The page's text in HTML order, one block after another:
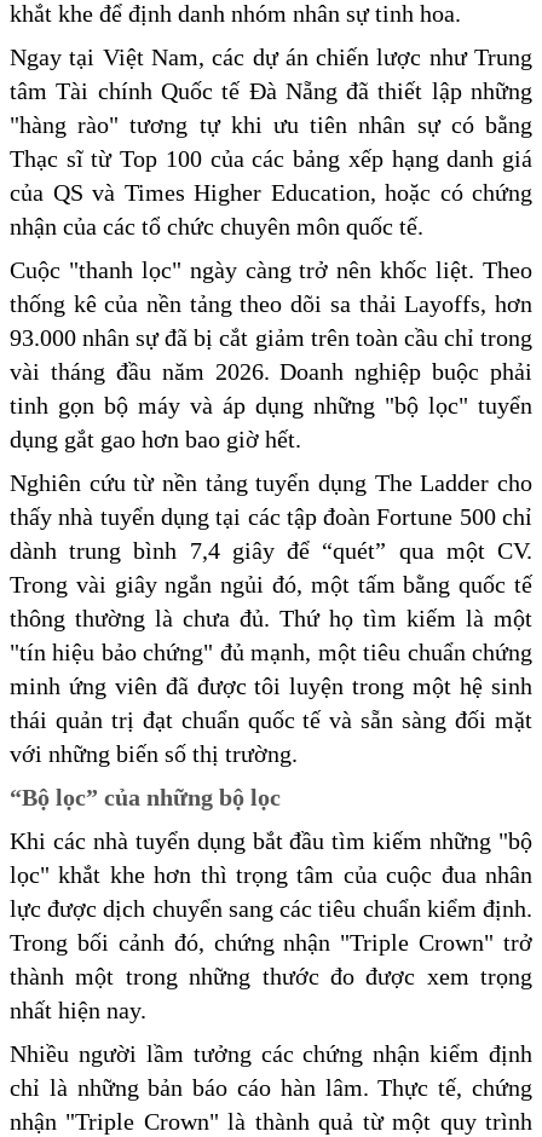
khắt khe để định danh nhóm nhân sự tinh hoa.
Ngay tại Việt Nam, các dự án chiến lược như Trung
tâm Tài chính Quốc tế Đà Nẵng đã thiết lập những
"hàng rào" tương tự khi ưu tiên nhân sự có bằng
Thạc sĩ từ Top 100 của các bảng xếp hạng danh giá
của QS và Times Higher Education, hoặc có chứng
nhận của các tổ chức chuyên môn quốc tế.
Cuộc "thanh lọc" ngày càng trở nên khốc liệt. Theo
thống kê của nền tảng theo dõi sa thải Layoffs, hơn
93.000 nhân sự đã bị cắt giảm trên toàn cầu chỉ trong
vài tháng đầu năm 2026. Doanh nghiệp buộc phải
tinh gọn bộ máy và áp dụng những "bộ lọc" tuyển
dụng gắt gao hơn bao giờ hết.
Nghiên cứu từ nền tảng tuyển dụng The Ladder cho
thấy nhà tuyển dụng tại các tập đoàn Fortune 500 chỉ
dành trung bình 7,4 giây để “quét” qua một CV.
Trong vài giây ngắn ngủi đó, một tấm bằng quốc tế
thông thường là chưa đủ. Thứ họ tìm kiếm là một
"tín hiệu bảo chứng" đủ mạnh, một tiêu chuẩn chứng
minh ứng viên đã được tôi luyện trong một hệ sinh
thái quản trị đạt chuẩn quốc tế và sẵn sàng đối mặt
với những biến số thị trường.
“Bộ lọc” của những bộ lọc
Khi các nhà tuyển dụng bắt đầu tìm kiếm những "bộ
lọc" khắt khe hơn thì trọng tâm của cuộc đua nhân
lực được dịch chuyển sang các tiêu chuẩn kiểm định.
Trong bối cảnh đó, chứng nhận "Triple Crown" trở
thành một trong những thước đo được xem trọng
nhất hiện nay.
Nhiều người lầm tưởng các chứng nhận kiểm định
chỉ là những bản báo cáo hàn lâm. Thực tế, chứng
nhận "Triple Crown" là thành quả từ một quy trình